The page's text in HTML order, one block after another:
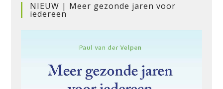
NIEUW | Meer gezonde jaren voor
iedereen